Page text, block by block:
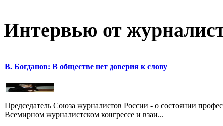
Интервью от
В. Богданов: В обществе нет доверия к слову
Председатель Союза журналистов России - о состоянии
Всемирном журналистском конгрессе и взаи...